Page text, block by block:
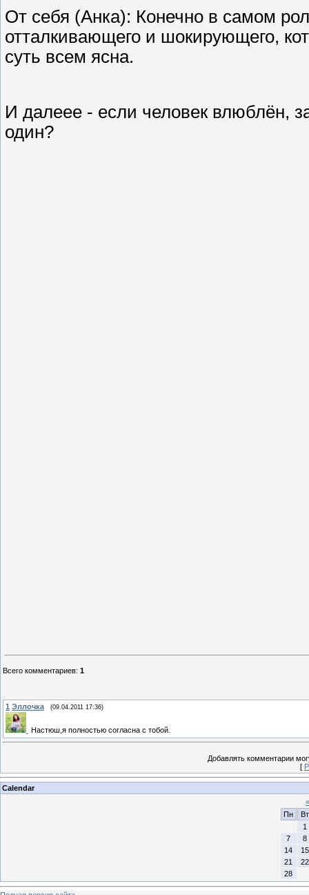
От себя (Анка): Конечно в самом
отталкивающего и шокирующего,
суть всем ясна.
И далеее - если человек влюблён,
один?
Всего комментариев: 1
1 Эллочка (09.04.2011 17:36)
Настюш,я полностью согласна с тобой.
Добавлять комментарии
[
Calendar
«
Пн
Вт
1
7
8
14
15
21
22
28